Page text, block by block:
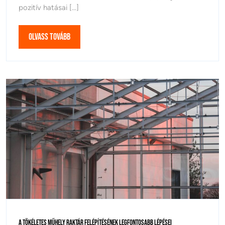
pozitív hatásai [...]
Olvass TovábbOlvass
Tovább
A Tökéletes Műhely Raktár Felépítésének Legfontosabb Lépései